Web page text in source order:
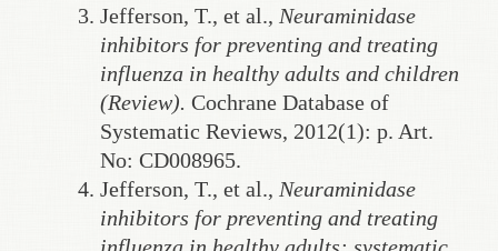
Jefferson, T., et al., Neuraminidase
inhibitors for preventing and treating
influenza in healthy adults and children
(Review). Cochrane Database of
Systematic Reviews, 2012(1): p. Art.
No: CD008965.
Jefferson, T., et al., Neuraminidase
inhibitors for preventing and treating